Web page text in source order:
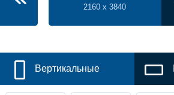
2160 x 3840
Вертикальные